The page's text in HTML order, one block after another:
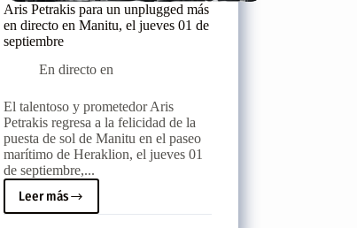
Aris Petrakis para un unplugged más
en directo en Manitu, el jueves 01 de
septiembre
En directo en
El talentoso y prometedor Aris
Petrakis regresa a la felicidad de la
puesta de sol de Manitu en el paseo
marítimo de Heraklion, el jueves 01
de septiembre,...
Leer más
Aris
Petrakis